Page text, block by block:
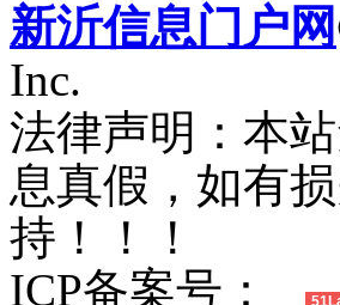
新沂信息门户网
Inc.
法律声明：本
息真假，如有
持！！！
ICP备案号：